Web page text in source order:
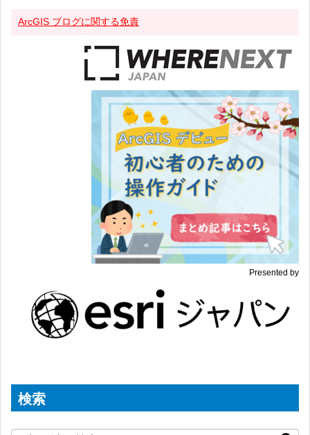
ArcGIS ブログに関する免責
Presented by
検索